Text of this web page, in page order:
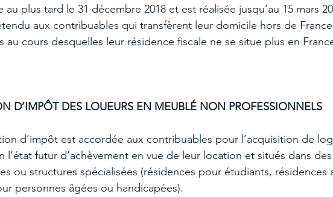
au plus tard le 31 décembre 2018 et est réalisée jusqu’au 15 mars
aux contribuables qui transfèrent leur domicile hors de
au cours desquelles leur résidence fiscale ne se situe plus en
D’IMPÔT DES LOUEURS EN MEUBLÉ NON PROFESSIONNELS
d’impôt est accordée aux contribuables pour l’acquisition de
l’état futur d’achèvement en vue de leur location et situés dans
ou structures spécialisées (résidences pour étudiants, résidences
personnes âgées ou handicapées).